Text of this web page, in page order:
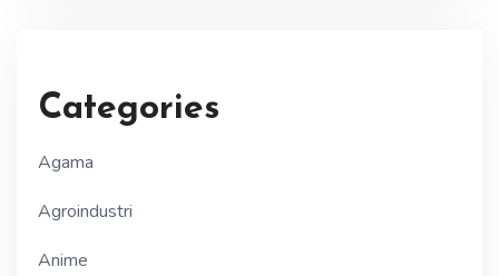
Categories
Agama
Agroindustri
Anime